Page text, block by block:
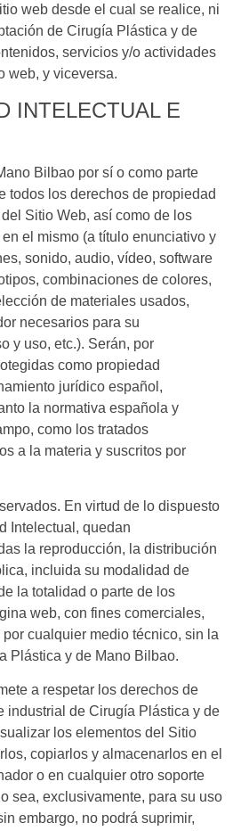
web desde el cual se realice, ni
de Cirugía Plástica y de
servicios y/o actividades
web, y viceversa.
INTELECTUAL E
Bilbao por sí o como parte
todos los derechos de propiedad
Sitio Web, así como de los
el mismo (a título enunciativo y
sonido, audio, vídeo, software
combinaciones de colores,
de materiales usados,
necesarios para su
y uso, etc.). Serán, por
como propiedad
jurídico español,
la normativa española y
como los tratados
a la materia y suscritos por
En virtud de lo dispuesto
Intelectual, quedan
la reproducción, la distribución
incluida su modalidad de
la totalidad o parte de los
web, con fines comerciales,
cualquier medio técnico, sin la
Plástica y de Mano Bilbao.
a respetar los derechos de
industrial de Cirugía Plástica y de
los elementos del Sitio
copiarlos y almacenarlos en el
o en cualquier otro soporte
sea, exclusivamente, para su uso
embargo, no podrá suprimir,